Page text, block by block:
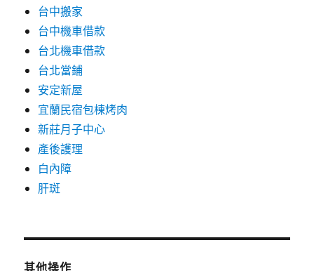
台中搬家
台中機車借款
台北機車借款
台北當鋪
安定新屋
宜蘭民宿包棟烤肉
新莊月子中心
產後護理
白內障
肝斑
其他操作